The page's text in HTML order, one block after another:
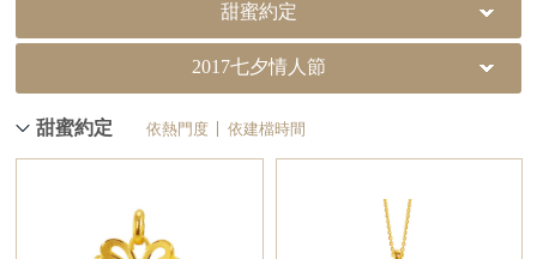
甜蜜約定
2017七夕情人節
甜蜜約定 依熱門度 依建檔時間